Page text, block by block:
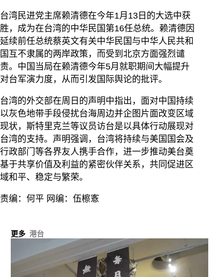
台湾民进党主席赖清德在今年1月13日的大选中获
胜，成为在台湾的中华民国第16任总统。赖清德因
延续前任总统蔡英文有关中华民国与中华人民共和
国互不隶属的两岸政策，而受到北京方面强烈谴
责。中国当局在赖清德今年5月就职期间大幅提升
对台军演力度，从而引发国际舆论的批评。
台湾的外交部在周日的声明中指出，面对中国持续
以灰色地带手段侵扰台海周边并企图片面改变区域
现状，斯特里克兰等议员访台是以具体行动展现对
台湾的支持。声明强调，台湾将持续与美国国会及
行政部门等各界友人携手合作，进一步推动美台奠
基于共享价值及利益的紧密伙伴关系，共同促进区
域和平、稳定与繁荣。
责编：何平 网编：伍檫愙
更多 港台